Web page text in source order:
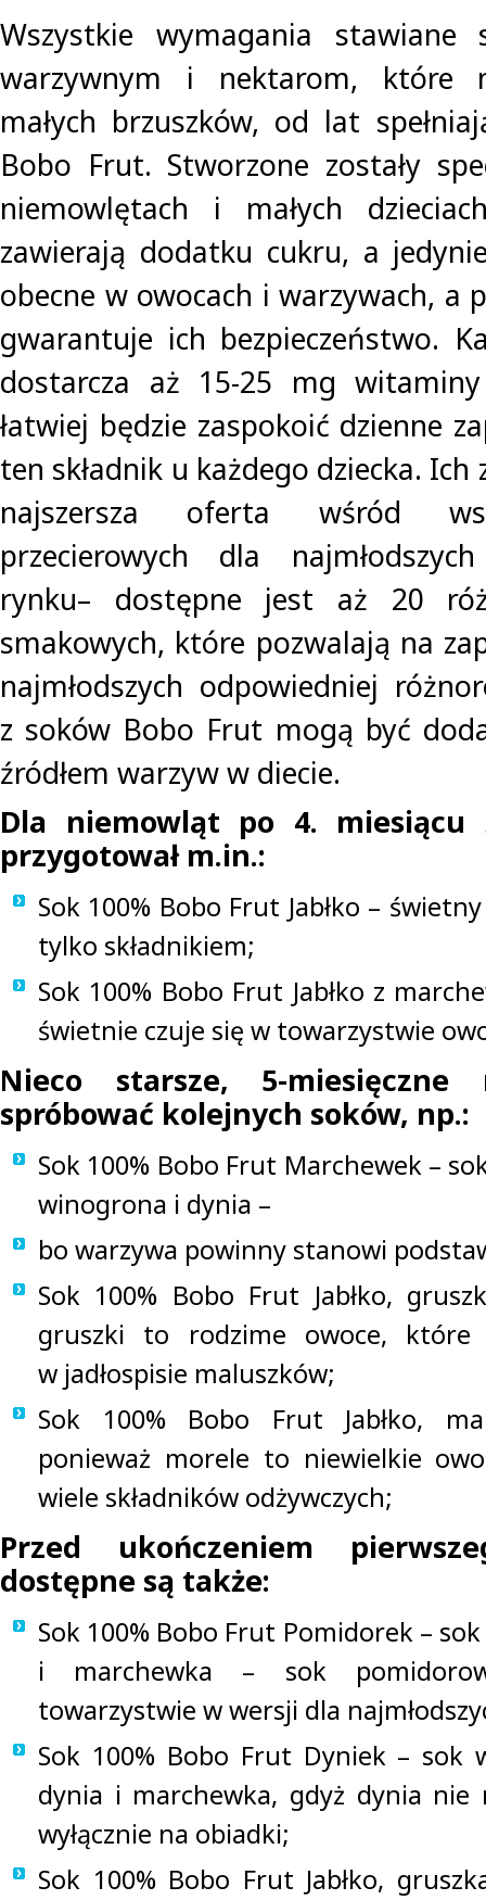
Wszystkie wymagania stawiane
warzywnym i nektarom, które
małych brzuszków, od lat
Bobo Frut. Stworzone zostały
niemowlętach i małych
zawierają dodatku cukru, a
obecne w owocach i warzywach, a
gwarantuje ich bezpieczeństwo.
dostarcza aż 15-25 mg
łatwiej będzie zaspokoić dzienne
ten składnik u każdego dziecka.
najszersza oferta wśród
przecierowych dla
rynku– dostępne jest aż 20
smakowych, które pozwalają na
najmłodszych odpowiedniej
z soków Bobo Frut mogą być
źródłem warzyw w diecie.
Dla niemowląt po 4. miesiącu
przygotował m.in.:
Sok 100% Bobo Frut Jabłko –
tylko składnikiem;
Sok 100% Bobo Frut Jabłko z
świetnie czuje się w towarzystwie
Nieco starsze, 5-miesięczne
spróbować kolejnych soków, np.:
Sok 100% Bobo Frut Marchewek –
winogrona i dynia –
bo warzywa powinny stanowi
Sok 100% Bobo Frut Jabłko,
gruszki to rodzime owoce, które
w jadłospisie maluszków;
Sok 100% Bobo Frut Jabłko,
ponieważ morele to niewielkie
wiele składników odżywczych;
Przed ukończeniem
dostępne są także:
Sok 100% Bobo Frut Pomidorek –
i marchewka – sok
towarzystwie w wersji dla
Sok 100% Bobo Frut Dyniek – sok
dynia i marchewka, gdyż dynia nie
wyłącznie na obiadki;
Sok 100% Bobo Frut Jabłko,